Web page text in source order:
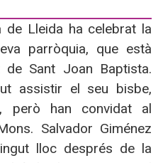
de Lleida ha celebrat la
parròquia, que està
de Sant Joan Baptista.
assistir el seu bisbe,
però han convidat al
Salvador Giménez
lloc després de la